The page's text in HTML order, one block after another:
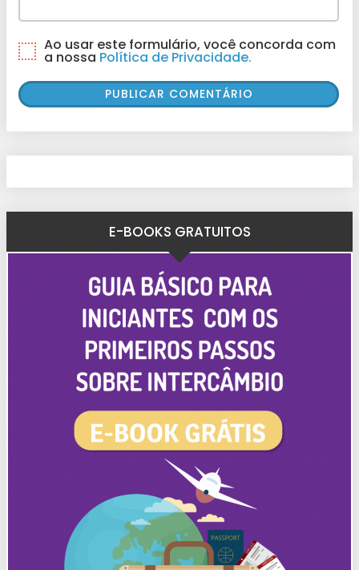
Ao usar este formulário, você concorda com
a nossa Política de Privacidade.
E-BOOKS GRATUITOS